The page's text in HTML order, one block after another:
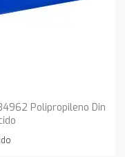
Polipropileno Din